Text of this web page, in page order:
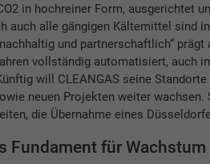
in hochreiner Form, ausgerichtet
auch alle gängigen Kältemittel sind
und partnerschaftlich“
vollständig automatisiert, auch
will CLEANGAS seine
neuen Projekten weiter
die Übernahme eines
Fundament für Wachstum